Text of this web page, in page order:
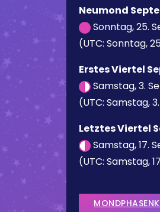
Neumond
Sonntag, 25.
(UTC: Sonntag,
Erstes Viertel
Samstag, 3.
(UTC: Samstag,
Letztes Viertel
Samstag, 17.
(UTC: Samstag,